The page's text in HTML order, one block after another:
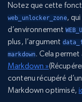
Notez que cette
web_unlocker_zone,
d’environnement
plus, l’argument
markdown. Cela
Markdown »
contenu récupéré
Markdown optimisé,